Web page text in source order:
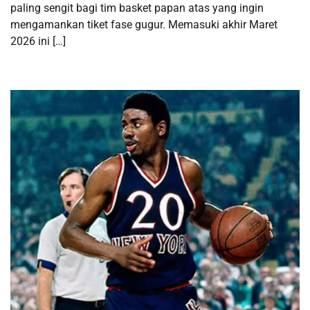
paling sengit bagi tim basket papan atas yang ingin
mengamankan tiket fase gugur. Memasuki akhir Maret
2026 ini […]